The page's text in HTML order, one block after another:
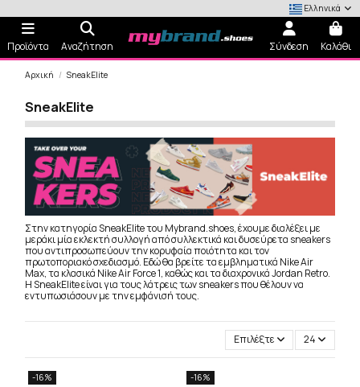
Ελληνικά
Προϊόντα Αναζήτηση Σύνδεση Καλάθι
Αρχική SneakElite
SneakElite
Στην κατηγορία SneakElite του Mybrand.shoes, έχουμε διαλέξει με
μεράκι μία εκλεκτή συλλογή από συλλεκτικά και δυσεύρετα sneakers
που αντιπροσωπεύουν την κορυφαία ποιότητα και τον
πρωτοποριακό σχεδιασμό. Εδώ θα βρείτε τα εμβληματικά Nike Air
Max, τα κλασικά Nike Air Force 1, καθώς και τα διαχρονικά Jordan Retro.
Η SneakElite είναι για τους λάτρεις των sneakers που θέλουν να
εντυπωσιάσουν με την εμφάνισή τους.
Επιλέξτε 24
-16%
-16%